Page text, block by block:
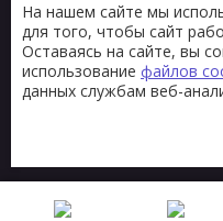
Полотенцесушители
Комплектующие
Плитка
© 2013 - 2026 Интернет-
файлы «cookie» для
На нашем сайте мы
для того, чтобы сайт
Оставаясь на сайте, вы
использование файлов
данных службам веб-